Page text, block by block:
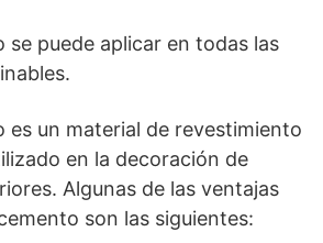
se puede aplicar en todas las
es un material de revestimiento
en la decoración de
Algunas de las ventajas
son las siguientes: